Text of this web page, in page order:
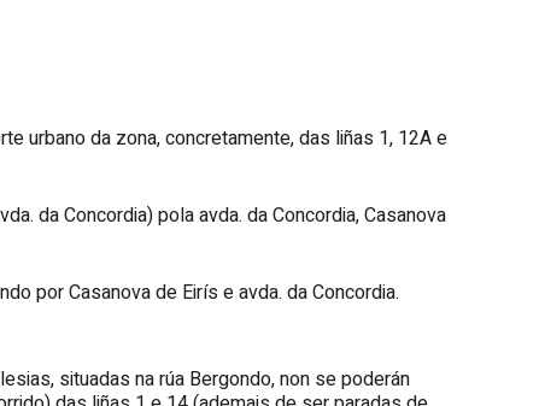
urbano da zona, concretamente, das liñas 1, 12A e
da Concordia) pola avda. da Concordia, Casanova
por Casanova de Eirís e avda. da Concordia.
situadas na rúa Bergondo, non se poderán